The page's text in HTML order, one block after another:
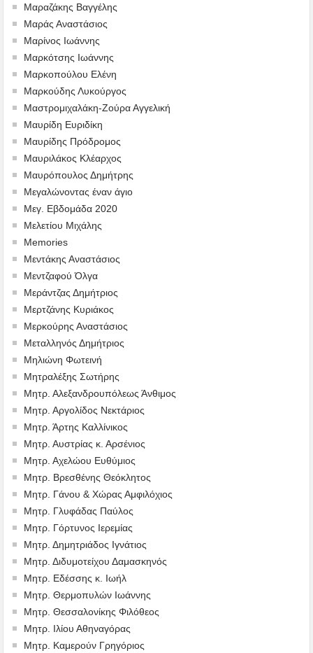
Μαραζάκης Βαγγέλης
Μαράς Αναστάσιος
Μαρίνος Ιωάννης
Μαρκότσης Ιωάννης
Μαρκοπούλου Ελένη
Μαρκούδης Λυκούργος
Μαστρομιχαλάκη-Ζούρα Αγγελική
Μαυρίδη Ευριδίκη
Μαυρίδης Πρόδρομος
Μαυριλάκος Κλέαρχος
Μαυρόπουλος Δημήτρης
Μεγαλώνοντας έναν άγιο
Μεγ. Εβδομάδα 2020
Μελετίου Μιχάλης
Memories
Μεντάκης Αναστάσιος
Μεντζαφού Όλγα
Μεράντζας Δημήτριος
Μερτζάνης Κυριάκος
Μερκούρης Αναστάσιος
Μεταλληνός Δημήτριος
Mηλιώνη Φωτεινή
Μητραλέξης Σωτήρης
Μητρ. Αλεξανδρουπόλεως Άνθιμος
Μητρ. Αργολίδος Νεκτάριος
Μητρ. Άρτης Καλλίνικος
Μητρ. Αυστρίας κ. Αρσένιος
Μητρ. Αχελώου Ευθύμιος
Μητρ. Βρεσθένης Θεόκλητος
Μητρ. Γάνου & Χώρας Αμφιλόχιος
Μητρ. Γλυφάδας Παύλος
Μητρ. Γόρτυνος Ιερεμίας
Μητρ. Δημητριάδος Ιγνάτιος
Μητρ. Διδυμοτείχου Δαμασκηνός
Μητρ. Εδέσσης κ. Ιωήλ
Μητρ. Θερμοπυλών Ιωάννης
Μητρ. Θεσσαλονίκης Φιλόθεος
Μητρ. Ιλίου Αθηναγόρας
Μητρ. Καμερούν Γρηγόριος